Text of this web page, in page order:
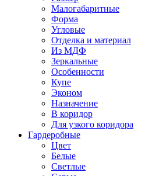
Малогабаритные
Форма
Угловые
Отделка и материал
Из МДФ
Зеркальные
Особенности
Купе
Эконом
Назначение
В коридор
Для узкого коридора
Гардеробные
Цвет
Белые
Светлые